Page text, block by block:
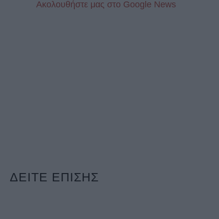
Aκολουθήστε μας στo Google News
ΔΕΙΤΕ ΕΠΙΣΗΣ